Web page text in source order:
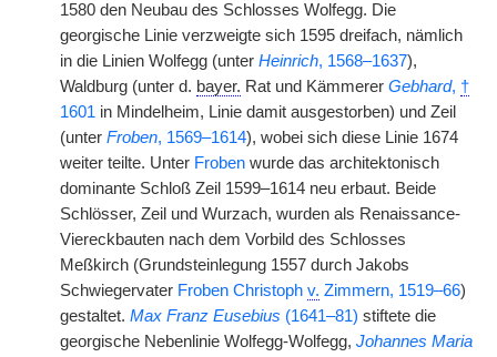
1580 den Neubau des Schlosses Wolfegg. Die
georgische Linie verzweigte sich 1595 dreifach, nämlich
in die Linien Wolfegg (unter Heinrich, 1568–1637),
Waldburg (unter d. bayer. Rat und Kämmerer Gebhard, †
1601 in Mindelheim, Linie damit ausgestorben) und Zeil
(unter Froben, 1569–1614), wobei sich diese Linie 1674
weiter teilte. Unter Froben wurde das architektonisch
dominante Schloß Zeil 1599–1614 neu erbaut. Beide
Schlösser, Zeil und Wurzach, wurden als Renaissance-
Viereckbauten nach dem Vorbild des Schlosses
Meßkirch (Grundsteinlegung 1557 durch Jakobs
Schwiegervater Froben Christoph v. Zimmern, 1519–66)
gestaltet. Max Franz Eusebius (1641–81) stiftete die
georgische Nebenlinie Wolfegg-Wolfegg, Johannes Maria